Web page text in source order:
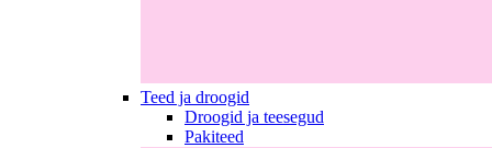
Teed ja droogid
Droogid ja teesegud
Pakiteed